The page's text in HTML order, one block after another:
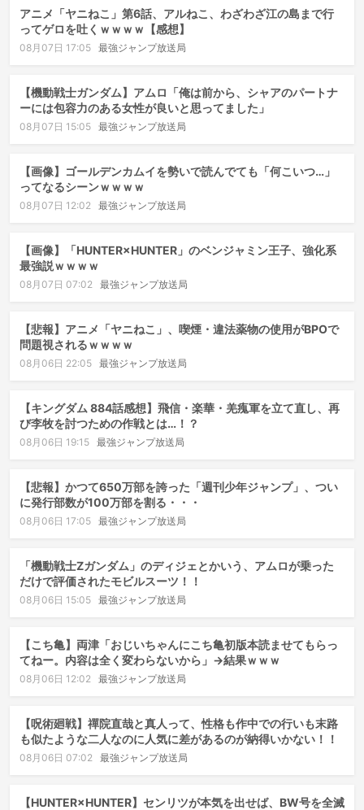
アニメ「ヤニねこ」第6話、アルねこ、わざわざ江の島まで行
ってゲロを吐くｗｗｗｗ【感想】
08月07日 17:05 最強ジャンプ放送局
【機動戦士ガンダム】アムロ「俺は前から、シャアのパートナ
ーには包容力のある女性が良いと思ってました」
08月07日 15:05 最強ジャンプ放送局
【画像】ゴールデンカムイを勢いで読んでても「何こいつ…」
ってなるシーンｗｗｗｗ
08月07日 12:02 最強ジャンプ放送局
【画像】「HUNTER×HUNTER」のベンジャミン王子、強化系
最強説ｗｗｗｗ
08月07日 07:02 最強ジャンプ放送局
【悲報】アニメ「ヤニねこ」、喫煙・違法薬物の使用がBPOで
問題視されるｗｗｗｗ
08月06日 22:05 最強ジャンプ放送局
【キングダム 884話感想】飛信・楽華・羌瘣軍を立て直し、再
び李牧を討つための作戦とは…！？
08月06日 19:15 最強ジャンプ放送局
【悲報】かつて650万部を誇った「週刊少年ジャンプ」、つい
に発行部数が100万部を割る・・・
08月06日 17:05 最強ジャンプ放送局
「機動戦士Ζガンダム」のディジェとかいう、アムロが乗った
だけで評価されたモビルスーツ！！
08月06日 15:05 最強ジャンプ放送局
【こち亀】両津「おじいちゃんにこち亀初版本読ませてもらっ
てねー。内容は全く変わらないから」→結果ｗｗｗ
08月06日 12:02 最強ジャンプ放送局
【呪術廻戦】禪院直哉と真人って、性格も作中での行いも末路
も似たような二人なのに人気に差があるのが納得いかない！！
08月06日 07:02 最強ジャンプ放送局
【HUNTER×HUNTER】センリツが本気を出せば、BW号を全滅